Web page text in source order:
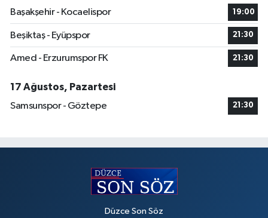
Başakşehir - Kocaelispor
19:00
Beşiktaş - Eyüpspor 21:30
Amed - Erzurumspor FK 21:30
17 Ağustos, Pazartesi
Samsunspor - Göztepe
21:30
Düzce Son Söz